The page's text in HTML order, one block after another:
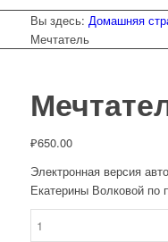
Вы здесь: Домашняя
Мечтатель
₽650.00
Электронная версия
Екатерины Волковой по